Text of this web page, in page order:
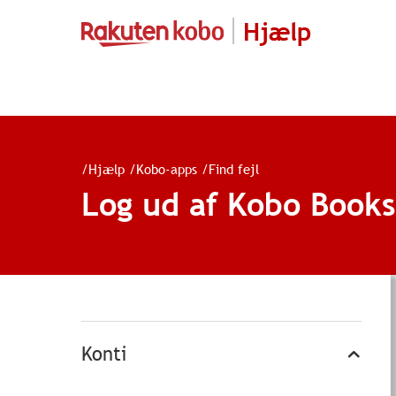
Hjælp
/Hjælp /Kobo-apps /Find fejl
Log ud af Kobo
Konti